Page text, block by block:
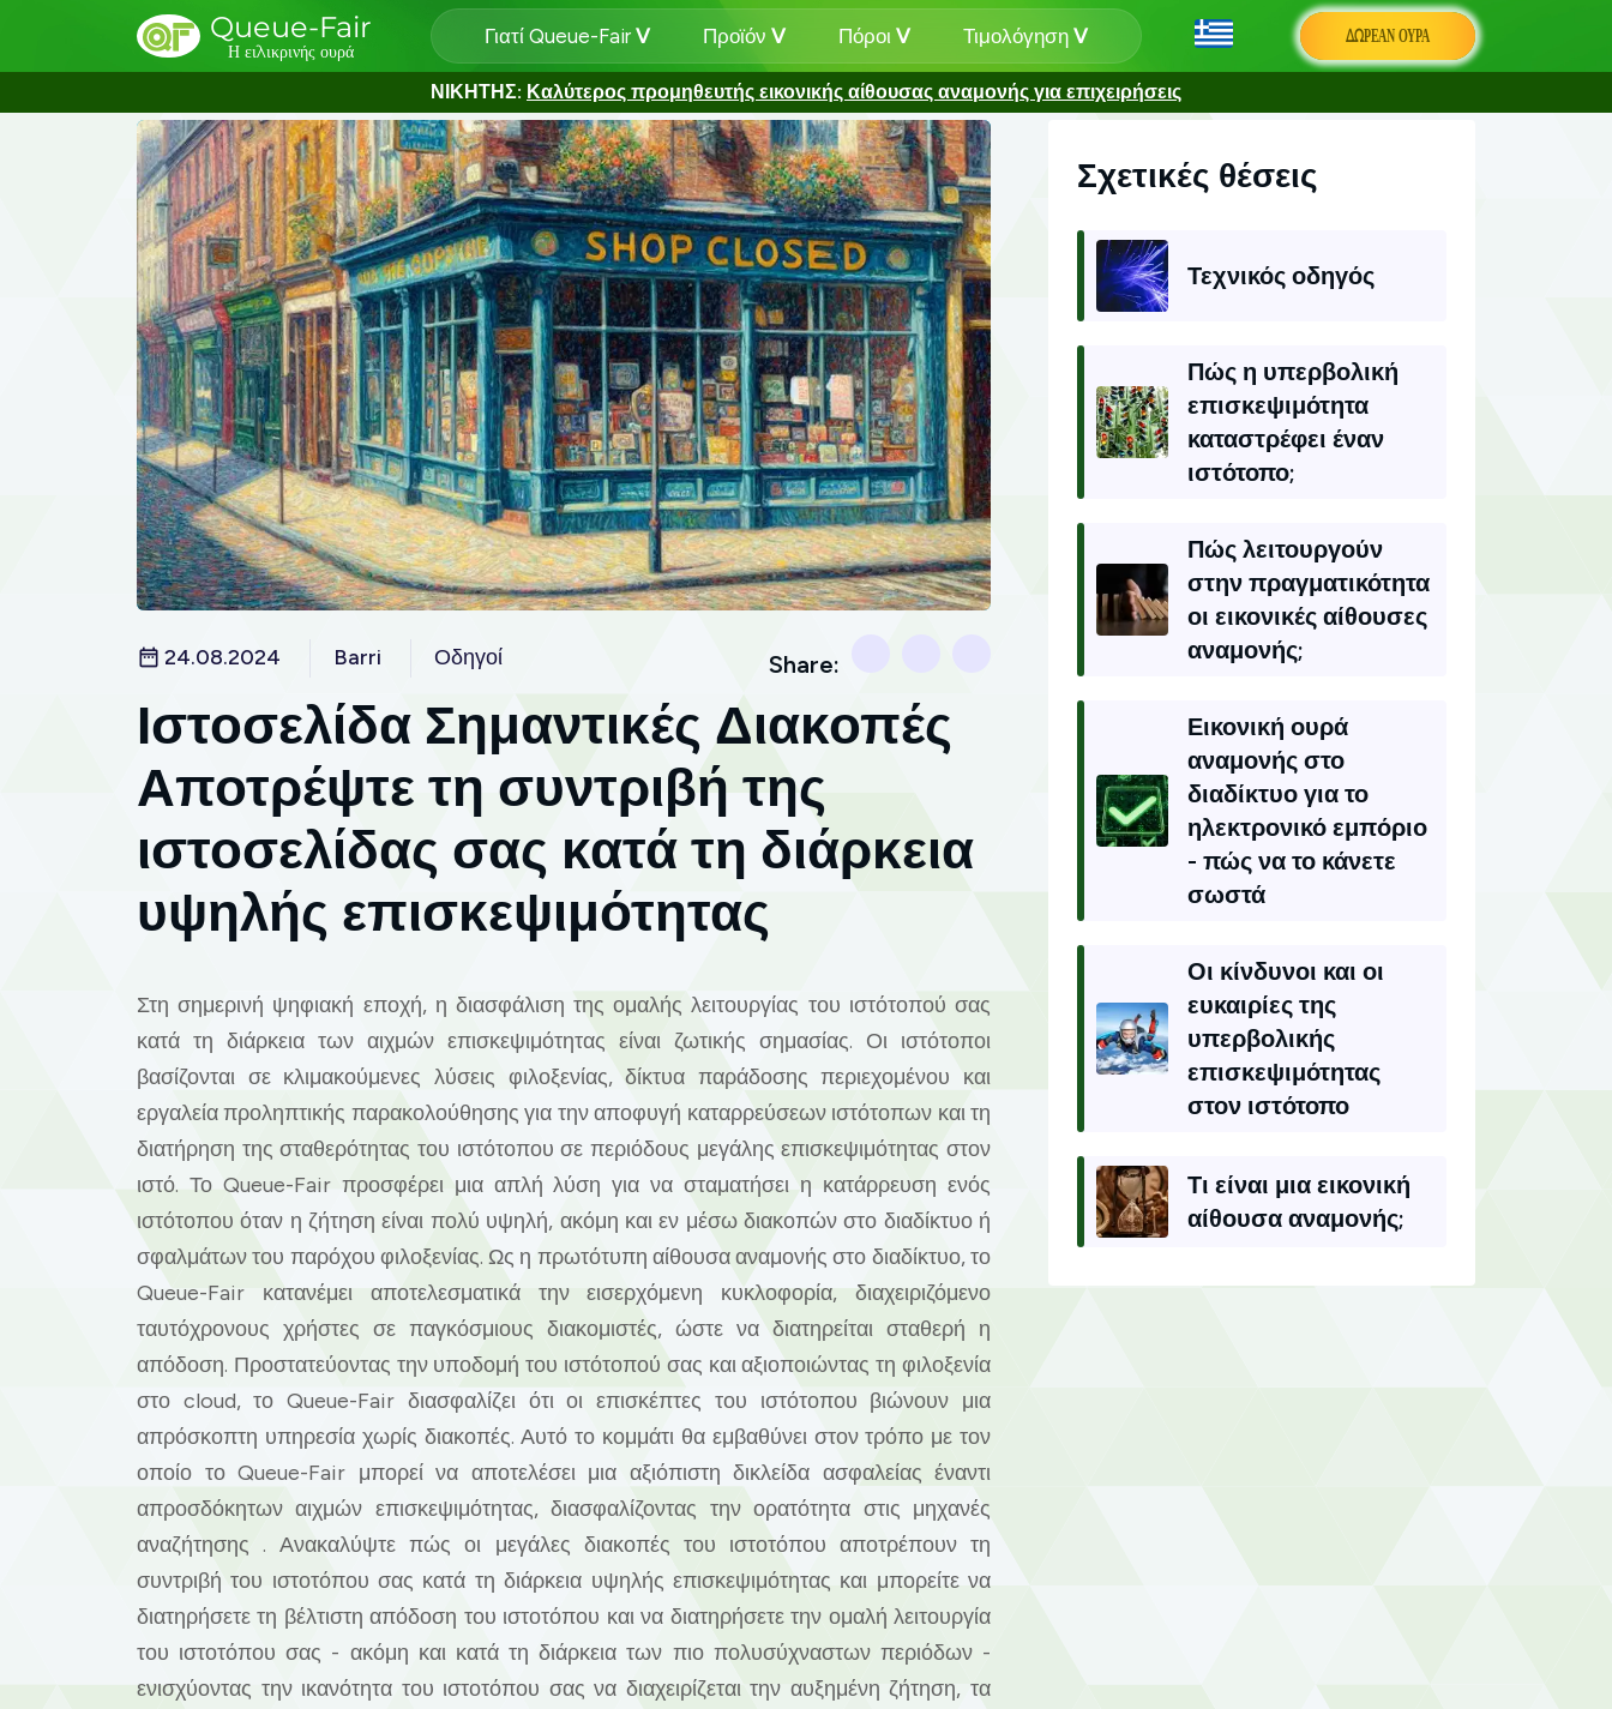
Queue-Fair
Η ειλικρινής ουρά
Γιατί Queue-Fair Προϊόν Πόροι Τιμολόγηση ΔΩΡΕΆΝ ΟΥΡΆ
ΝΙΚΗΤΗΣ: Καλύτερος προμηθευτής εικονικής αίθουσας αναμονής για επιχειρήσεις
24.08.2024 Barri Οδηγοί Share:
Ιστοσελίδα Σημαντικές Διακοπές
Αποτρέψτε τη συντριβή της
ιστοσελίδας σας κατά τη διάρκεια
υψηλής επισκεψιμότητας
Στη σημερινή ψηφιακή εποχή, η διασφάλιση της ομαλής λειτουργίας του ιστότοπού σας
κατά τη διάρκεια των αιχμών επισκεψιμότητας είναι ζωτικής σημασίας. Οι ιστότοποι
βασίζονται σε κλιμακούμενες λύσεις φιλοξενίας, δίκτυα παράδοσης περιεχομένου και
εργαλεία προληπτικής παρακολούθησης για την αποφυγή καταρρεύσεων ιστότοπων και τη
διατήρηση της σταθερότητας του ιστότοπου σε περιόδους μεγάλης επισκεψιμότητας στον
ιστό. Το Queue-Fair προσφέρει μια απλή λύση για να σταματήσει η κατάρρευση ενός
ιστότοπου όταν η ζήτηση είναι πολύ υψηλή, ακόμη και εν μέσω διακοπών στο διαδίκτυο ή
σφαλμάτων του παρόχου φιλοξενίας. Ως η πρωτότυπη αίθουσα αναμονής στο διαδίκτυο, το
Queue-Fair κατανέμει αποτελεσματικά την εισερχόμενη κυκλοφορία, διαχειριζόμενο
ταυτόχρονους χρήστες σε παγκόσμιους διακομιστές, ώστε να διατηρείται σταθερή η
απόδοση. Προστατεύοντας την υποδομή του ιστότοπού σας και αξιοποιώντας τη φιλοξενία
στο cloud, το Queue-Fair διασφαλίζει ότι οι επισκέπτες του ιστότοπου βιώνουν μια
απρόσκοπτη υπηρεσία χωρίς διακοπές. Αυτό το κομμάτι θα εμβαθύνει στον τρόπο με τον
οποίο το Queue-Fair μπορεί να αποτελέσει μια αξιόπιστη δικλείδα ασφαλείας έναντι
απροσδόκητων αιχμών επισκεψιμότητας, διασφαλίζοντας την ορατότητα στις μηχανές
αναζήτησης . Ανακαλύψτε πώς οι μεγάλες διακοπές του ιστοτόπου αποτρέπουν τη
συντριβή του ιστοτόπου σας κατά τη διάρκεια υψηλής επισκεψιμότητας και μπορείτε να
διατηρήσετε τη βέλτιστη απόδοση του ιστοτόπου και να διατηρήσετε την ομαλή λειτουργία
του ιστοτόπου σας - ακόμη και κατά τη διάρκεια των πιο πολυσύχναστων περιόδων -
ενισχύοντας την ικανότητα του ιστοτόπου σας να διαχειρίζεται την αυξημένη ζήτηση, τα
Σχετικές θέσεις
Τεχνικός οδηγός
Πώς η υπερβολική
επισκεψιμότητα
καταστρέφει έναν
ιστότοπο;
Πώς λειτουργούν
στην πραγματικότητα
οι εικονικές αίθουσες
αναμονής;
Εικονική ουρά
αναμονής στο
διαδίκτυο για το
ηλεκτρονικό εμπόριο
- πώς να το κάνετε
σωστά
Οι κίνδυνοι και οι
ευκαιρίες της
υπερβολικής
επισκεψιμότητας
στον ιστότοπο
Τι είναι μια εικονική
αίθουσα αναμονής;